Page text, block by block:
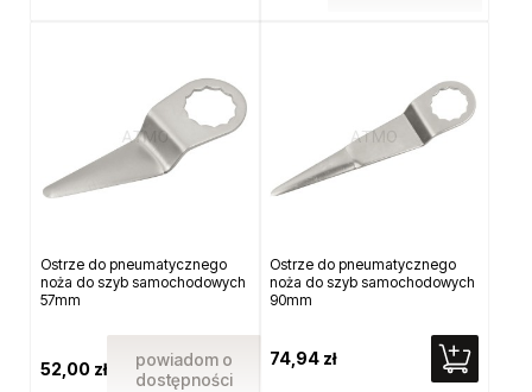
Ostrze do pneumatycznego
noża do szyb samochodowych
57mm
52,00 zł
powiadom o
dostępności
Ostrze do pneumatycznego
noża do szyb samochodowych
90mm
74,94 zł